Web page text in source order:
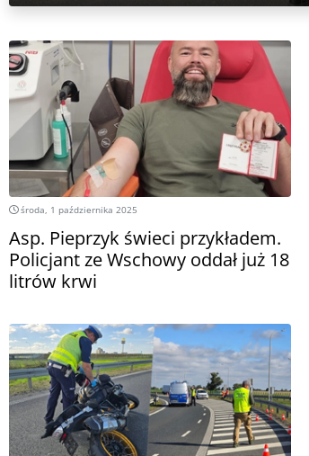
środa, 1 października 2025
Asp. Pieprzyk świeci przykładem.
Policjant ze Wschowy oddał już 18
litrów krwi